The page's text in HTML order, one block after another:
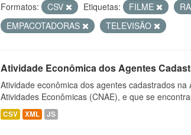
Formatos: CSV Etiquetas: FILME
EMPACOTADORAS
TELEVISÃO
Atividade Econômica dos Agentes
Atividade econômica dos agentes cadastrados
Atividades Econômicas (CNAE), e que se
CSV XML JS